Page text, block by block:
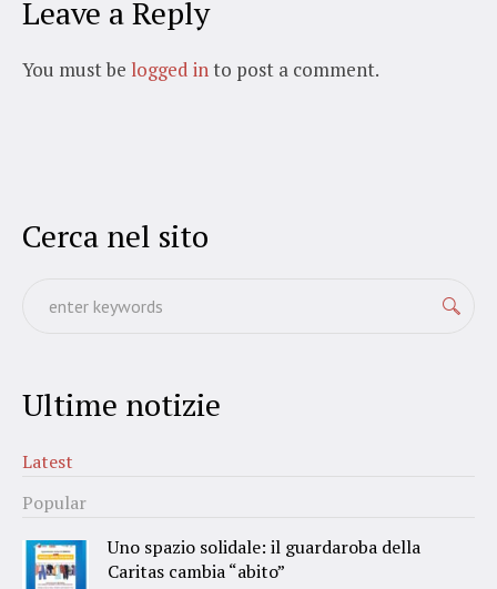
Leave a Reply
You must be logged into post a comment.
Cerca nel sito
Ultime notizie
Latest
Popular
Uno spazio solidale: il guardaroba della
Caritas cambia “abito”